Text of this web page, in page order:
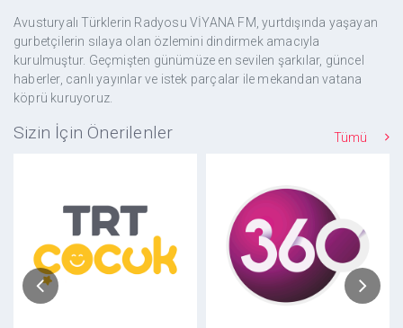
Avusturyalı Türklerin Radyosu VİYANA FM, yurtdışında yaşayan
gurbetçilerin sılaya olan özlemini dindirmek amacıyla
kurulmuştur. Geçmişten günümüze en sevilen şarkılar, güncel
haberler, canlı yayınlar ve istek parçalar ile mekandan vatana
köprü kuruyoruz.
Sizin İçin Önerilenler Tümü
360 TV